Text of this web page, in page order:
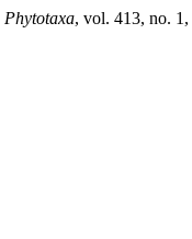
Phytotaxa, vol. 413, no.